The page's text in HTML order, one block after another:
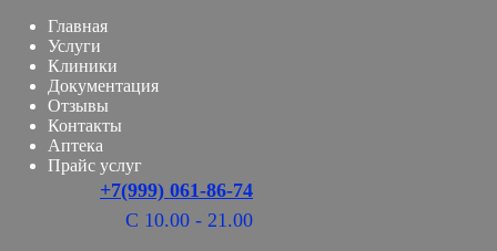
Главная
Услуги
Клиники
Документация
Отзывы
Контакты
Аптека
Прайс услуг
+7(999) 061-86-74
С 10.00 - 21.00